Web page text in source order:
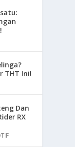
THT Ini!
Dan
RX